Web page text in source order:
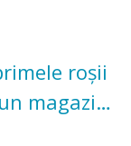
roșii
magazin